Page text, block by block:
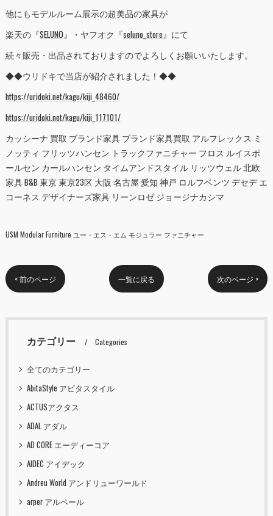
他にもモデルルーム展示の超美品の家具が
楽天の『SELUNO』・ヤフオク『seluno_store』にて
続々販売・出品されておりますのでよろしくお願いいたします。
◆◆ウリドキで当店が紹介されました！◆◆
https://uridoki.net/kagu/kiji_48460/
https://uridoki.net/kagu/kiji_117101/
カッシーナ 買取 ブランド家具 ブランド家具買取 アルフレックス ミ
ノッティ フリッツハンセン トラックファニチャー フロス ルイスポ
ールセン カールハンセン タイムアンドスタイル リッツウェル 北欧
家具 B&B 東京 東京23区 大阪 名古屋 愛知 神戸 ロルフベンツ デセデ エ
コーネス デザイナーズ家具 リーンロゼ ジョージナカシマ
USM Modular Furniture ユー・エス・エム モジュラー ファニチャー
< 前のページ 一覧に戻る 次のページ >
カテゴリー Categories
全てのカテゴリー
AbitaStyle アビタスタイル
ACTUSアクタス
ADAL アダル
AD CORE エーディーコア
AIDEC アイデック
Andreu World アンドリューワールド
arper アルペール